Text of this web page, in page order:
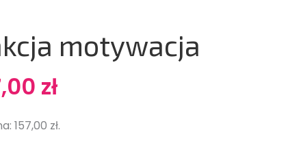
motywacja
zł.
złAktualna
wynosi:
157,00 zł.
157,00 zł.